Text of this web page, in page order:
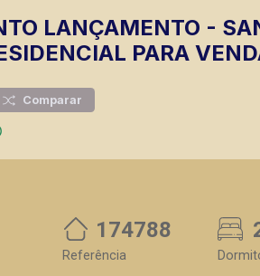
LANÇAMENTO -
PARA
Comparar
174788
Referência